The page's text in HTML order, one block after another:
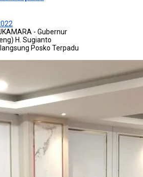
- Gubernur
H. Sugianto
Posko Terpadu